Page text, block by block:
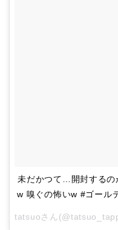
未だかつて…開封する
w 嗅ぐの怖いw #ゴール
tatsuoさん